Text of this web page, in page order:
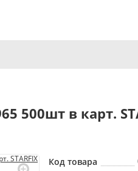
в карт.
Код товара